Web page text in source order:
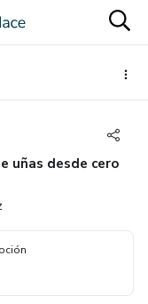
uñas desde cero